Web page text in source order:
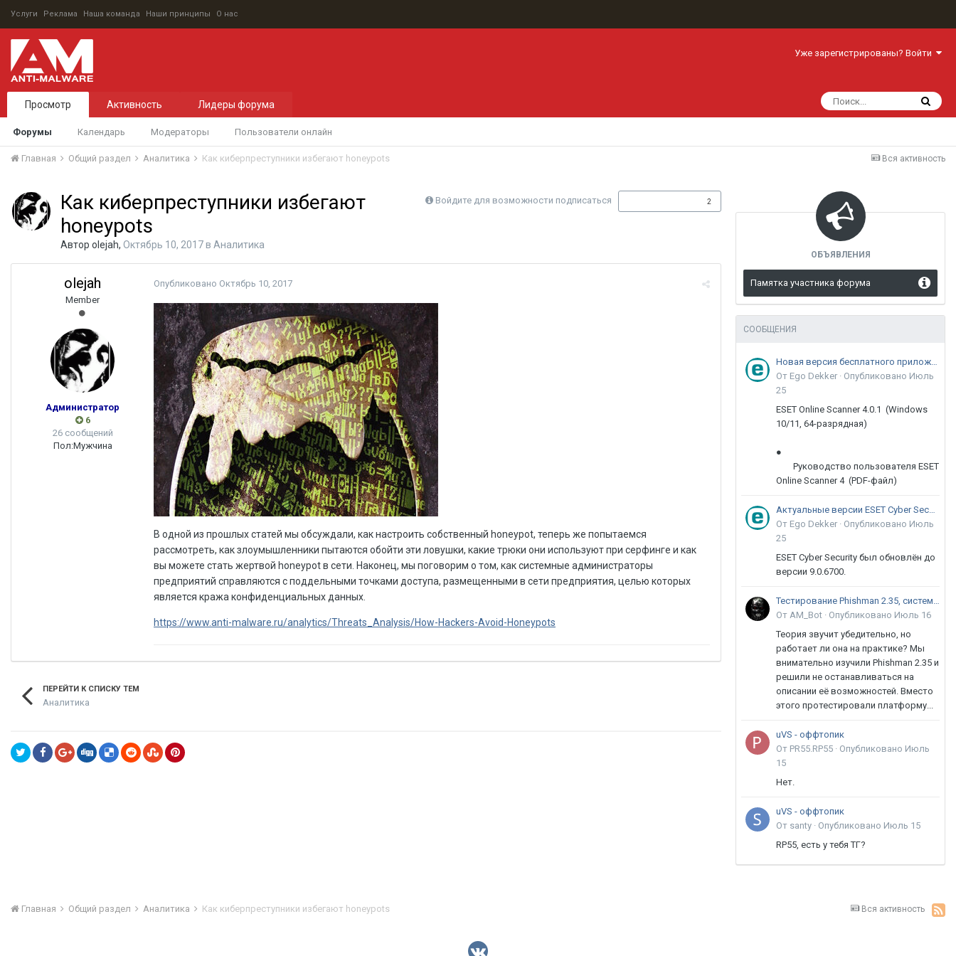
Услуги Реклама Наша команда Наши принципы О нас
Уже зарегистрированы? Войти
Просмотр
Форумы Календарь Модераторы Пользователи онлайн
Активность Лидеры форума
Вся активность
Главная Общий раздел Аналитика Как киберпреступники избегают honeypots
Войдите для возможности подписаться 2
Как киберпреступники избегают
honeypots
Автор olejah, Октябрь 10, 2017в Аналитика
olejah
Member
Администратор
6
26 сообщений
Пол:Мужчина
Опубликовано Октябрь 10, 2017
В одной из прошлых статей мы обсуждали, как настроить собственный honeypot, теперь же попытаемся
рассмотреть, как злоумышленники пытаются обойти эти ловушки, какие трюки они используют при серфинге и как
вы можете стать жертвой honeypot в сети. Наконец, мы поговорим о том, как системные администраторы
предприятий справляются с поддельными точками доступа, размещенными в сети предприятия, целью которых
является кража конфиденциальных данных.
https://www.anti-malware.ru/analytics/Threats_Analysis/How-Hackers-Avoid-Honeypots
ПЕРЕЙТИ К СПИСКУ ТЕМ
Аналитика
ОБЪЯВЛЕНИЯ
Памятка участника форума
СООБЩЕНИЯ
Новая версия бесплатного приложения ESET Online Scanner доступна пользователям
От Ego Dekker · Опубликовано Июль
25
ESET Online Scanner 4.0.1 (Windows
10/11, 64-разрядная)
●
Руководство пользователя ESET
Online Scanner 4 (PDF-файл)
Актуальные версии ESET Cyber Security 9
От Ego Dekker · Опубликовано Июль
25
ESET Cyber Security был обновлён до
версии 9.0.6700.
Тестирование Phishman 2.35, системы повышения осведомлённости пользователей в сфере ИБ
От AM_Bot · Опубликовано Июль 16
Теория звучит убедительно, но
работает ли она на практике? Мы
внимательно изучили Phishman 2.35 и
решили не останавливаться на
описании её возможностей. Вместо
этого протестировали платформу...
uVS - оффтопик
От PR55.RP55 · Опубликовано Июль
15
Нет.
uVS - оффтопик
От santy · Опубликовано Июль 15
RP55, есть у тебя ТГ?
Вся активность
Главная Общий раздел Аналитика Как киберпреступники избегают honeypots